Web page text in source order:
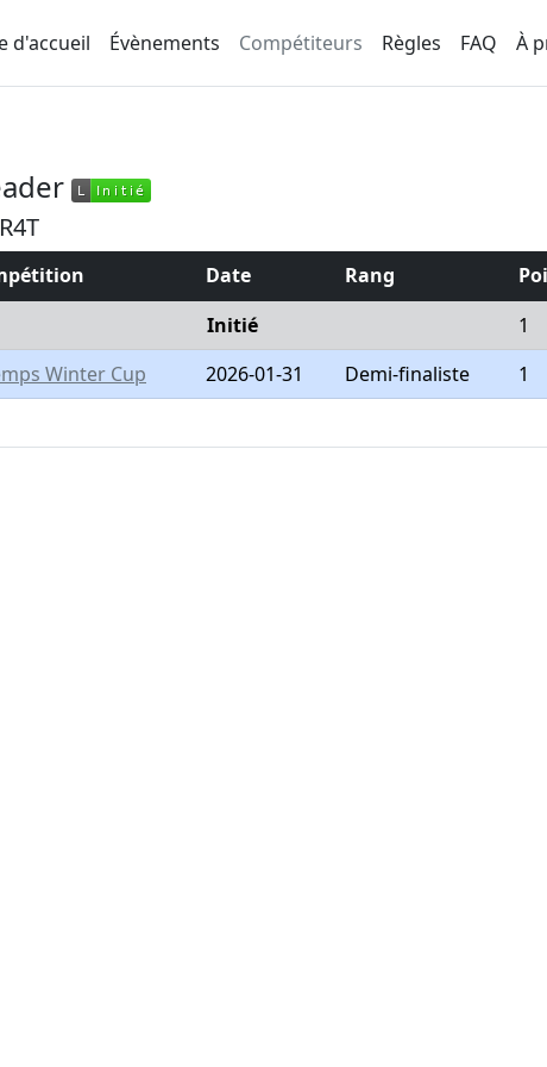
d'accueil Évènements Compétiteurs Règles FAQ À
L
L Initié
Initié
Date Rang
Initié
1
Winter Cup
2026-01-31 Demi-finaliste 1